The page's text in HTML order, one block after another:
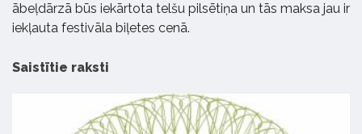
ābeļdārzā būs iekārtota telšu pilsētiņa un tās maksa jau ir
iekļauta festivāla biļetes cenā.
Saistītie raksti